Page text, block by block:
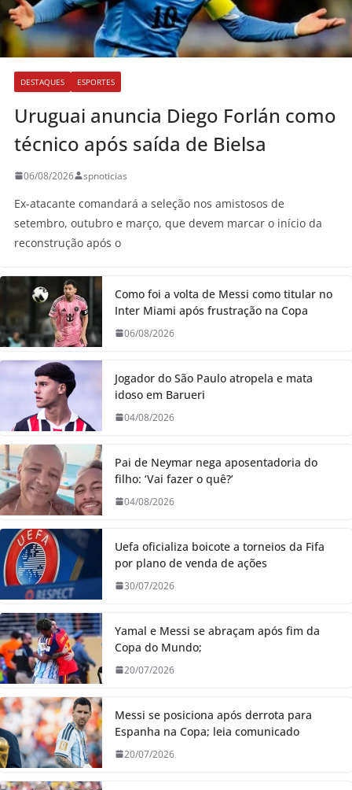
DESTAQUES ESPORTES
Uruguai anuncia Diego Forlán como
técnico após saída de Bielsa
06/08/2026 spnoticias
Ex-atacante comandará a seleção nos amistosos de
setembro, outubro e março, que devem marcar o início da
reconstrução após o
Como foi a volta de Messi como titular no
Inter Miami após frustração na Copa
06/08/2026
Jogador do São Paulo atropela e mata
idoso em Barueri
04/08/2026
Pai de Neymar nega aposentadoria do
filho: ‘Vai fazer o quê?’
04/08/2026
Uefa oficializa boicote a torneios da Fifa
por plano de venda de ações
30/07/2026
Yamal e Messi se abraçam após fim da
Copa do Mundo;
20/07/2026
Messi se posiciona após derrota para
Espanha na Copa; leia comunicado
20/07/2026